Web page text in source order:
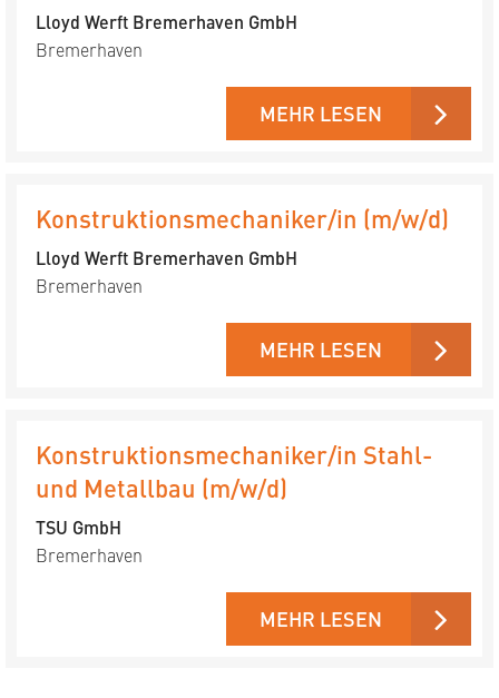
Lloyd Werft Bremerhaven GmbH
Bremerhaven
MEHR LESEN
Konstruktionsmechaniker/in (m/w/d)
Lloyd Werft Bremerhaven GmbH
Bremerhaven
MEHR LESEN
Konstruktionsmechaniker/in Stahl-
und Metallbau (m/w/d)
TSU GmbH
Bremerhaven
MEHR LESEN